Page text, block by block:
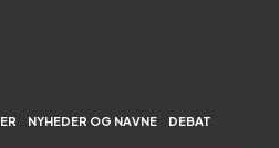
NYHEDER OG NAVNE DEBAT